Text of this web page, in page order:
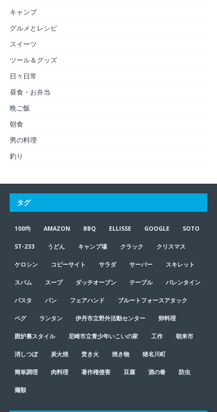
キャンプ
グルメとレシピ
スイーツ
ツール＆グッズ
日々日常
昼食・お弁当
晩ご飯
朝食
男の料理
釣り
タグ
100均 AMAZON BBQ ELLISSE GOOGLE SOTO
ST-233 うどん キャンプ場 クラック クリスマス
ケロシン コピーサイト サラダ サーバー スキレット
スパム スープ ダッチオーブン テーブル バレンタイン
パスタ パン フェアハンド ブルートフォースアタック
ペグ ランタン 伊丹市立野外活動センター 卵料理
囲炉裏スタイル 尼崎市立青少年いこいの家 工作 朝来市
消しつぼ 炭火焼 焚き火 焼き物 猪名川町
簡単調理 肉料理 著作権侵害 豆腐 酒の肴 防虫
麺類